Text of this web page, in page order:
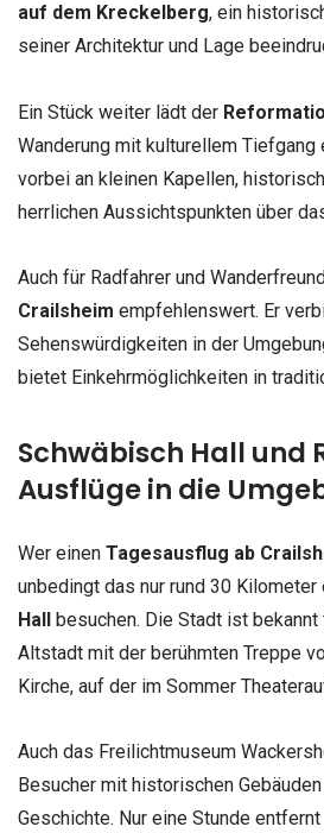
auf dem Kreckelberg, ein
seiner Architektur und Lage
Ein Stück weiter lädt der
Wanderung mit kulturellem Tiefgang
vorbei an kleinen Kapellen,
herrlichen Aussichtspunkten über
Auch für Radfahrer und
Crailsheim empfehlenswert. Er
Sehenswürdigkeiten in der
bietet Einkehrmöglichkeiten in
Schwäbisch Hall und
Ausflüge in die
Wer einen Tagesausflug ab
unbedingt das nur rund 30
Hall besuchen. Die Stadt ist
Altstadt mit der berühmten Treppe
Kirche, auf der im Sommer
Auch das Freilichtmuseum
Besucher mit historischen
Geschichte. Nur eine Stunde